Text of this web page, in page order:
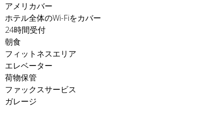
アメリカバー
ホテル全体のWi-Fiをカバー
24時間受付
朝食
フィットネスエリア
エレベーター
荷物保管
ファックスサービス
ガレージ